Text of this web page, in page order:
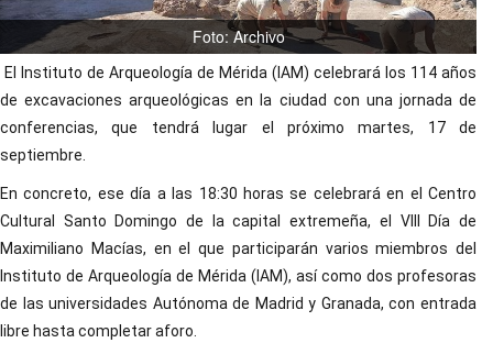
Foto: Archivo
El Instituto de Arqueología de Mérida (IAM) celebrará los 114 años
de excavaciones arqueológicas en la ciudad con una jornada de
conferencias, que tendrá lugar el próximo martes, 17 de
septiembre.
En concreto, ese día a las 18:30 horas se celebrará en el Centro
Cultural Santo Domingo de la capital extremeña, el VIII Día de
Maximiliano Macías, en el que participarán varios miembros del
Instituto de Arqueología de Mérida (IAM), así como dos profesoras
de las universidades Autónoma de Madrid y Granada, con entrada
libre hasta completar aforo.